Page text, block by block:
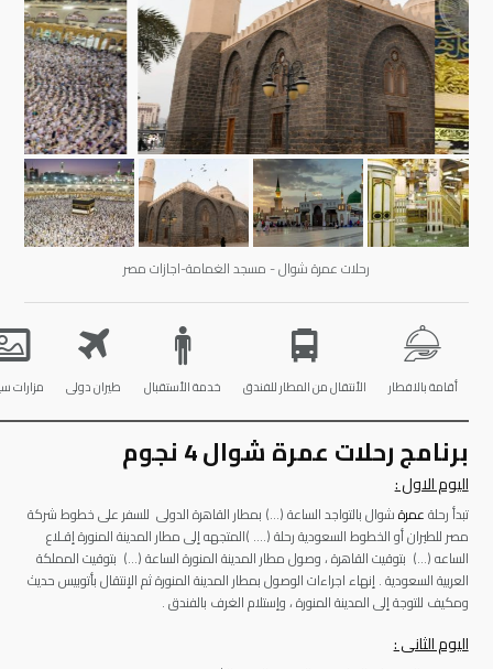
رحلات عمرة شوال - مسجد الغمامة-اجازات مصر
أقامة بالافطار الأنتقال من المطار للفندق خدمة الأستقبال طيران دولى مزارات
برنامج رحلات عمرة شوال 4 نجوم
اليوم الاول :
تبدأ رحلةعمرةشوال بالتواجد الساعة (…) بمطار القاهرة الدولى للسفر على خطوط شركة
مصر للطيران أو الخطوط السعودية رحلة (…. )المتجهه إلى مطار المدينة المنورة إقـلاع
الساعه (…) بتوقيت القاهرة ، وصول مطار المدينة المنورة الساعة (…) بتوقيت المملكة
العربية السعودية . إنهاء اجراءات الوصول بمطار المدينة المنورة ثم الإنتقال بأتوبيس حديث
ومكيف للتوجة إلى المدينة المنورة ، وإستلام الغرف بالفندق .
اليوم الثانى :